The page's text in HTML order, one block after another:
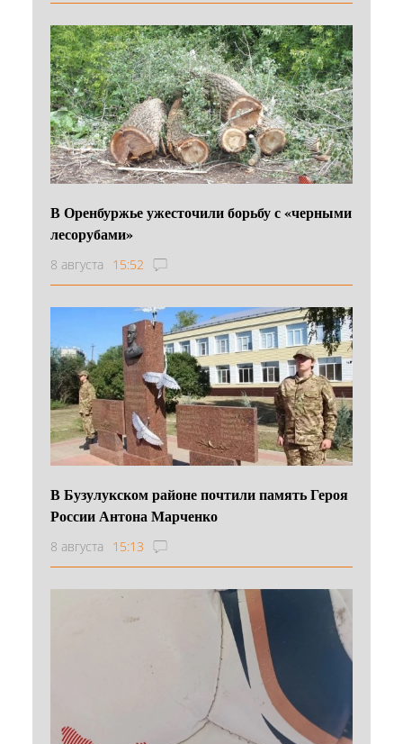
В Оренбуржье ужесточили борьбу с «черными
лесорубами»
8 августа 15:52
В Бузулукском районе почтили память Героя
России Антона Марченко
8 августа 15:13